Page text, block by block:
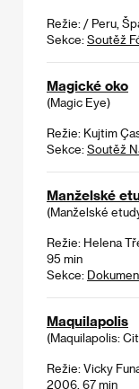
Režie: / Peru,
Sekce: Soutěž
Magické oko
(Magic Eye)
Režie: Kujtim
Sekce: Soutěž
Manželské
(Manželské
Režie: Helena
95 min
Sekce:
Maquilapolis
(Maquilapolis:
Režie: Vicky
2006, 67 min